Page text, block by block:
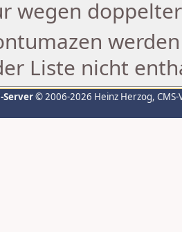
wegen
Liste nicht
Server© 2006-2026 Heinz Herzog,